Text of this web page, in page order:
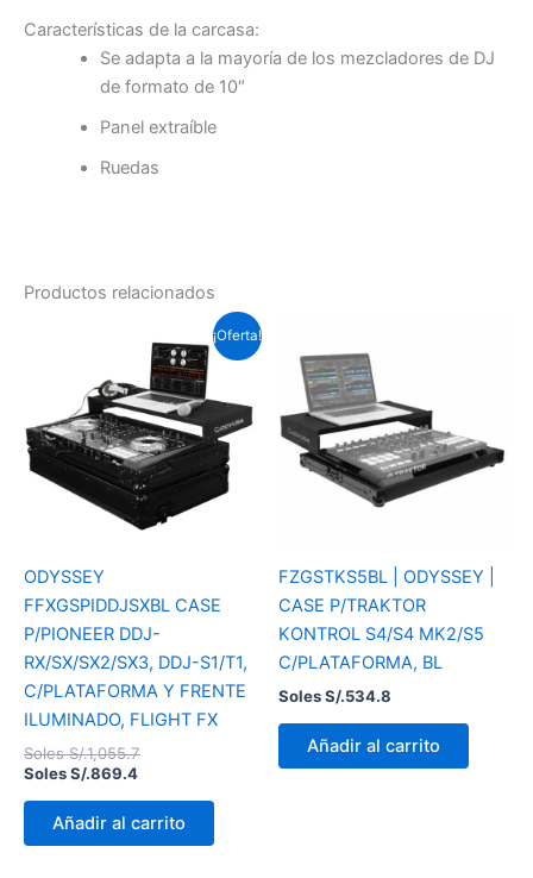
Características de la carcasa:
Se adapta a la mayoría de los mezcladores de DJ
de formato de 10″
Panel extraíble
Ruedas
Productos relacionados
¡Oferta!
ODYSSEY
FFXGSPIDDJSXBL CASE
P/PIONEER DDJ-
RX/SX/SX2/SX3, DDJ-S1/T1,
C/PLATAFORMA Y FRENTE
ILUMINADO, FLIGHT FX
Soles S/.1,055.7
precio
original
era:
Soles
S/.1,055.7.
Soles S/.869.4
precio
actual
es:
Soles
S/.869.4.
Añadir al carrito
FZGSTKS5BL | ODYSSEY |
CASE P/TRAKTOR
KONTROL S4/S4 MK2/S5
C/PLATAFORMA, BL
Soles S/.534.8
Añadir al carrito